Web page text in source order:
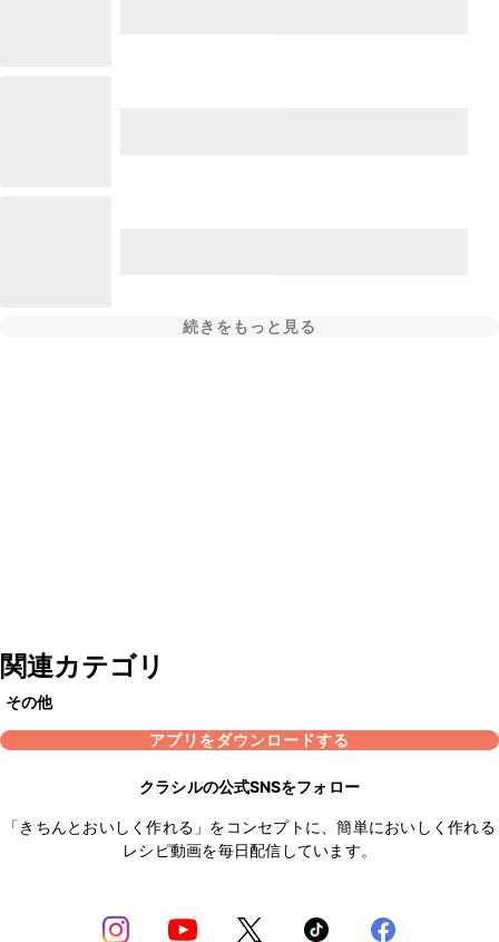
続きをもっと見る
関連カテゴリ
その他
アプリをダウンロードする
クラシルの公式SNSをフォロー
「きちんとおいしく作れる」をコンセプトに、簡単においしく作れる
レシピ動画を毎日配信しています。